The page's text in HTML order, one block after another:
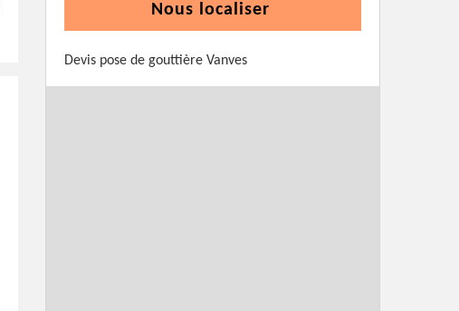
Nous localiser
Devis pose de gouttière Vanves